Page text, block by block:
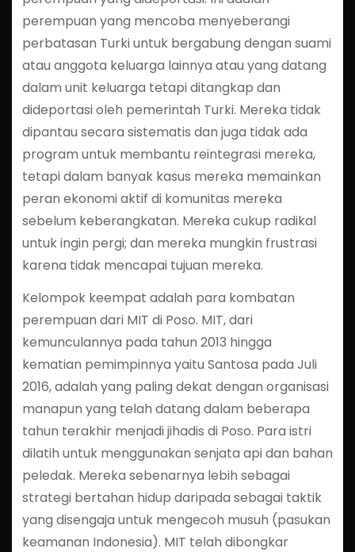
perempuan yang mencoba menyeberangi
perbatasan Turki untuk bergabung dengan suami
atau anggota keluarga lainnya atau yang datang
dalam unit keluarga tetapi ditangkap dan
dideportasi oleh pemerintah Turki. Mereka tidak
dipantau secara sistematis dan juga tidak ada
program untuk membantu reintegrasi mereka,
tetapi dalam banyak kasus mereka memainkan
peran ekonomi aktif di komunitas mereka
sebelum keberangkatan. Mereka cukup radikal
untuk ingin pergi; dan mereka mungkin frustrasi
karena tidak mencapai tujuan mereka.
Kelompok keempat adalah para kombatan
perempuan dari MIT di Poso. MIT, dari
kemunculannya pada tahun 2013 hingga
kematian pemimpinnya yaitu Santosa pada Juli
2016, adalah yang paling dekat dengan organisasi
manapun yang telah datang dalam beberapa
tahun terakhir menjadi jihadis di Poso. Para istri
dilatih untuk menggunakan senjata api dan bahan
peledak. Mereka sebenarnya lebih sebagai
strategi bertahan hidup daripada sebagai taktik
yang disengaja untuk mengecoh musuh (pasukan
keamanan Indonesia). MIT telah dibongkar